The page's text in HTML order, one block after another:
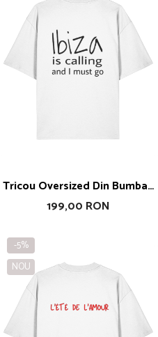
Tricou Oversized Din Bumbac
Organic Ibiza Is Calling
199,00 RON
-5%
NOU